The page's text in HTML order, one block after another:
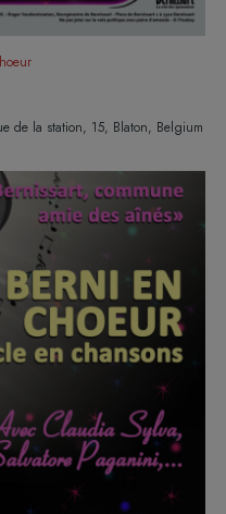
de la station, 15, Blaton, Belgium